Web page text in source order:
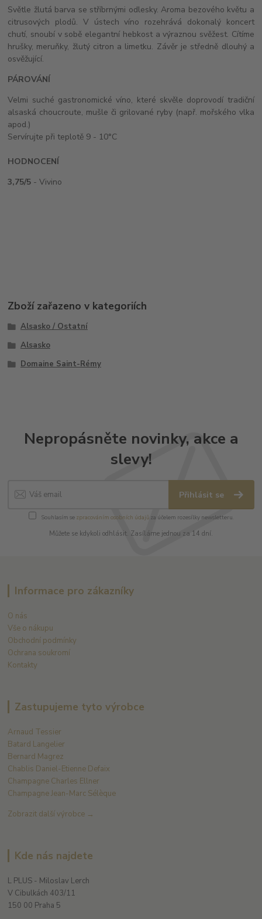
Světle žlutá barva se stříbrnými odlesky. Aroma bezového květu a
citrusových plodů. V ústech víno rozehrává dokonalý koncert
chutí, snoubí v sobě elegantní hebkost a výraznou svěžest. Cítíme
hrušky, meruňky, žlutý citron a limetku. Závěr je středně dlouhý a
osvěžující.
PÁROVÁNÍ
Velmi suché gastronomické víno, které skvěle doprovodí tradiční
alsaská choucroute, mušle či grilované ryby (např. mořského vlka
apod.)
Servírujte při teplotě 9 - 10°C
HODNOCENÍ
3,75/5 - Vivino
Zboží zařazeno v kategoriích
Alsasko / Ostatní
Alsasko
Domaine Saint-Rémy
Nepropásněte novinky, akce a
slevy!
Přihlásit se
Souhlasím se zpracováním osobních údajůza účelem rozesílky newsletteru.
Můžete se kdykoli odhlásit. Zasíláme jednou za 14 dní.
Informace pro zákazníky
O nás
Vše o nákupu
Obchodní podmínky
Ochrana soukromí
Kontakty
Zastupujeme tyto výrobce
Arnaud Tessier
Batard Langelier
Bernard Magrez
Chablis Daniel-Etienne Defaix
Champagne Charles Ellner
Champagne Jean-Marc Sélèque
Zobrazit další výrobce →
Kde nás najdete
L PLUS - Miloslav Lerch
V Cibulkách 403/11
150 00 Praha 5